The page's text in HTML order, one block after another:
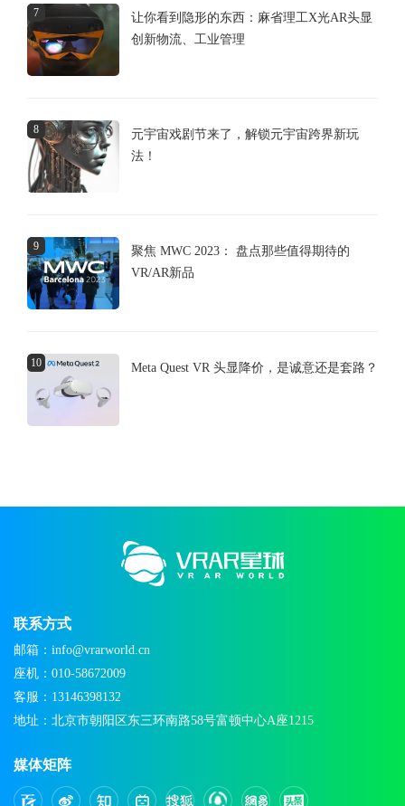
7
让你看到隐形的东西：麻省理工X光AR头显
创新物流、工业管理
8
元宇宙戏剧节来了，解锁元宇宙跨界新玩
法！
9
聚焦 MWC 2023： 盘点那些值得期待的
VR/AR新品
10 Meta Quest VR 头显降价，是诚意还是套路？
联系方式
邮箱：info@vrarworld.cn
座机：010-58672009
客服：13146398132
地址：北京市朝阳区东三环南路58号富顿中心A座1215
媒体矩阵